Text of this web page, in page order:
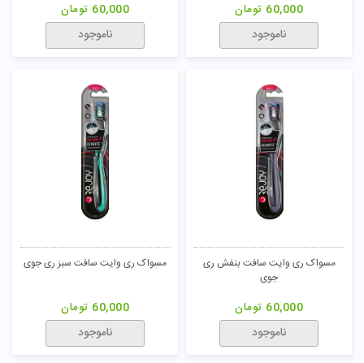
60,000 تومان
ناموجود
60,000 تومان
ناموجود
مسواک ری وایت سافت بنفش ری
جوی
60,000 تومان
ناموجود
مسواک ری وایت سافت سبز ری جوی
60,000 تومان
ناموجود